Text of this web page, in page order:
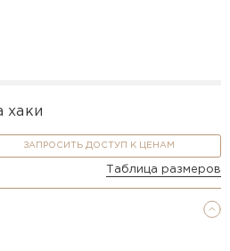
хаки
ЗАПРОСИТЬ ДОСТУП К ЦЕНАМ
Таблица размеров